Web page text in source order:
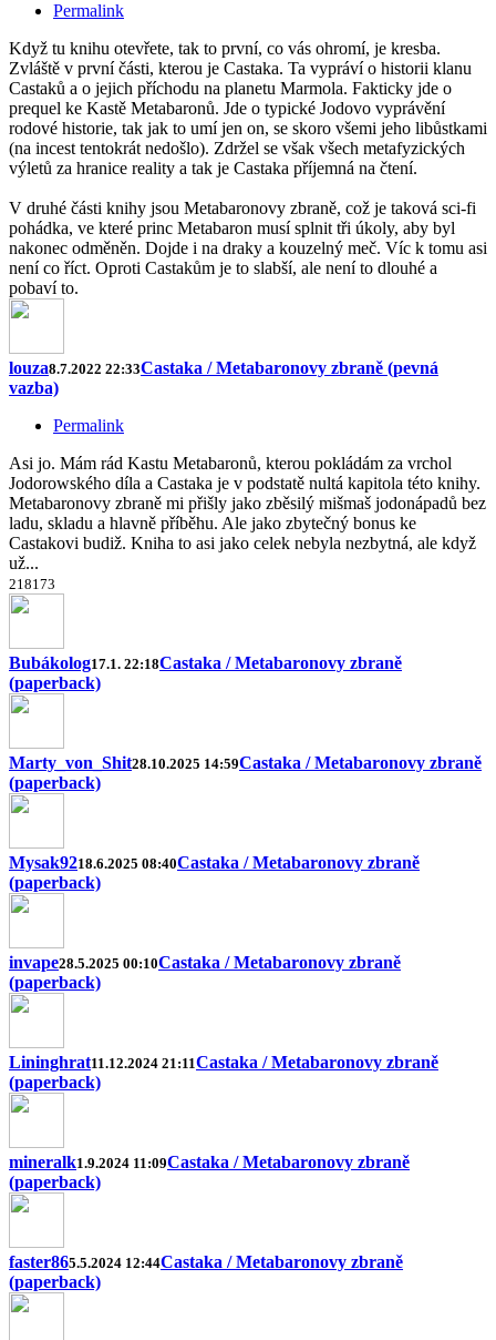
Permalink
Když tu knihu otevřete, tak to první, co vás ohromí, je kresba.
Zvláště v první části, kterou je Castaka. Ta vypráví o historii klanu
Castaků a o jejich příchodu na planetu Marmola. Fakticky jde o
prequel ke Kastě Metabaronů. Jde o typické Jodovo vyprávění
rodové historie, tak jak to umí jen on, se skoro všemi jeho libůstkami
(na incest tentokrát nedošlo). Zdržel se však všech metafyzických
výletů za hranice reality a tak je Castaka příjemná na čtení.
V druhé části knihy jsou Metabaronovy zbraně, což je taková sci-fi
pohádka, ve které princ Metabaron musí splnit tři úkoly, aby byl
nakonec odměněn. Dojde i na draky a kouzelný meč. Víc k tomu asi
není co říct. Oproti Castakům je to slabší, ale není to dlouhé a
pobaví to.
louza8.7.2022 22:33Castaka / Metabaronovy zbraně (pevná
vazba)
Permalink
Asi jo. Mám rád Kastu Metabaronů, kterou pokládám za vrchol
Jodorowského díla a Castaka je v podstatě nultá kapitola této knihy.
Metabaronovy zbraně mi přišly jako zběsilý mišmaš jodonápadů bez
ladu, skladu a hlavně příběhu. Ale jako zbytečný bonus ke
Castakovi budiž. Kniha to asi jako celek nebyla nezbytná, ale když
už...
218173
Bubákolog17.1. 22:18Castaka / Metabaronovy zbraně
(paperback)
Marty_von_Shit28.10.2025 14:59Castaka / Metabaronovy zbraně
(paperback)
Mysak9218.6.2025 08:40Castaka / Metabaronovy zbraně
(paperback)
invape28.5.2025 00:10Castaka / Metabaronovy zbraně
(paperback)
Lininghrat11.12.2024 21:11Castaka / Metabaronovy zbraně
(paperback)
mineralk1.9.2024 11:09Castaka / Metabaronovy zbraně
(paperback)
faster865.5.2024 12:44Castaka / Metabaronovy zbraně
(paperback)